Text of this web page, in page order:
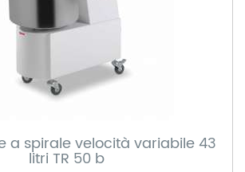
a spirale velocità variabile 43
litri TR 50 b